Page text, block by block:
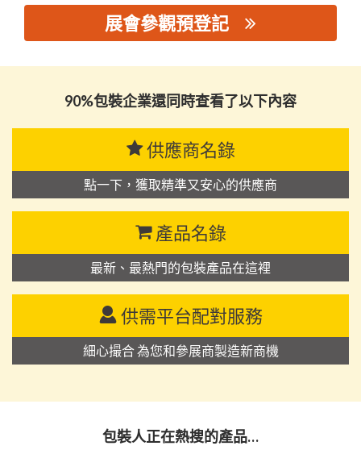
展會參觀預登記
90%包裝企業還同時查看了以下內容
供應商名錄
點一下，獲取精準又安心的供應商
產品名錄
最新、最熱門的包裝產品在這裡
供需平台配對服務
細心撮合 為您和參展商製造新商機
包裝人正在熱搜的產品…